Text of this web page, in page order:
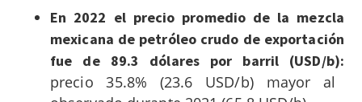
En 2022 el precio promedio de la mezcla
mexicana de petróleo crudo de exportación
fue de 89.3 dólares por barril (USD/b):
precio 35.8% (23.6 USD/b) mayor al